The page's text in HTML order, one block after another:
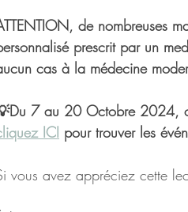
de nombreuses
prescrit par un
cas à la médecine
7 au 20 Octobre 2024,
ICI pour trouver les
vous avez appréciez cette